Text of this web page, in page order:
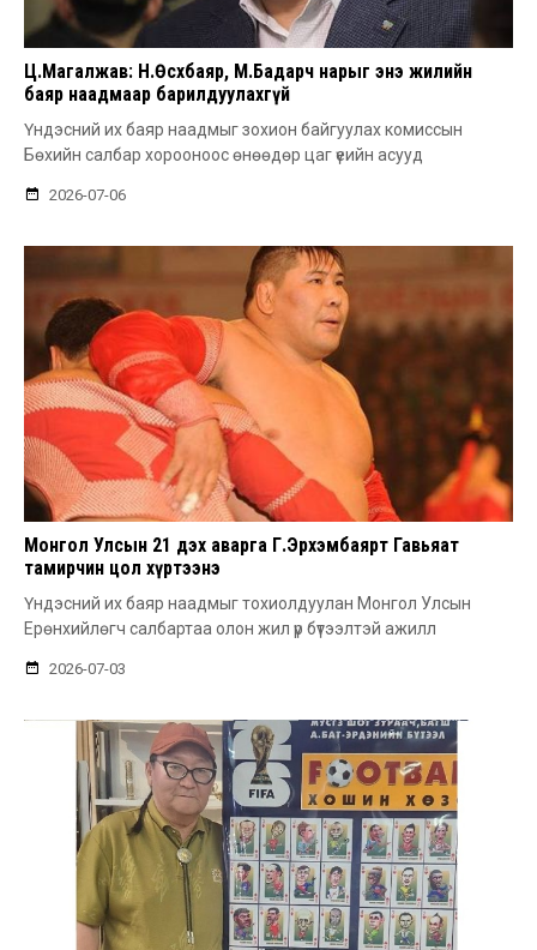
Ц.Магалжав: Н.Өсөхбаяр, М.Бадарч нарыг энэ жилийн
баяр наадмаар барилдуулахгүй
Үндэсний их баяр наадмыг зохион байгуулах комиссын
Бөхийн салбар хорооноос өнөөдөр цаг үеийн асууд
2026-07-06
Монгол Улсын 21 дэх аварга Г.Эрхэмбаярт Гавьяат
тамирчин цол хүртээнэ
Үндэсний их баяр наадмыг тохиолдуулан Монгол Улсын
Ерөнхийлөгч салбартаа олон жил үр бүтээлтэй ажилл
2026-07-03